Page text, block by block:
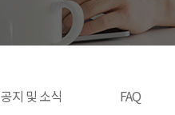
공지 및 소식 FAQ